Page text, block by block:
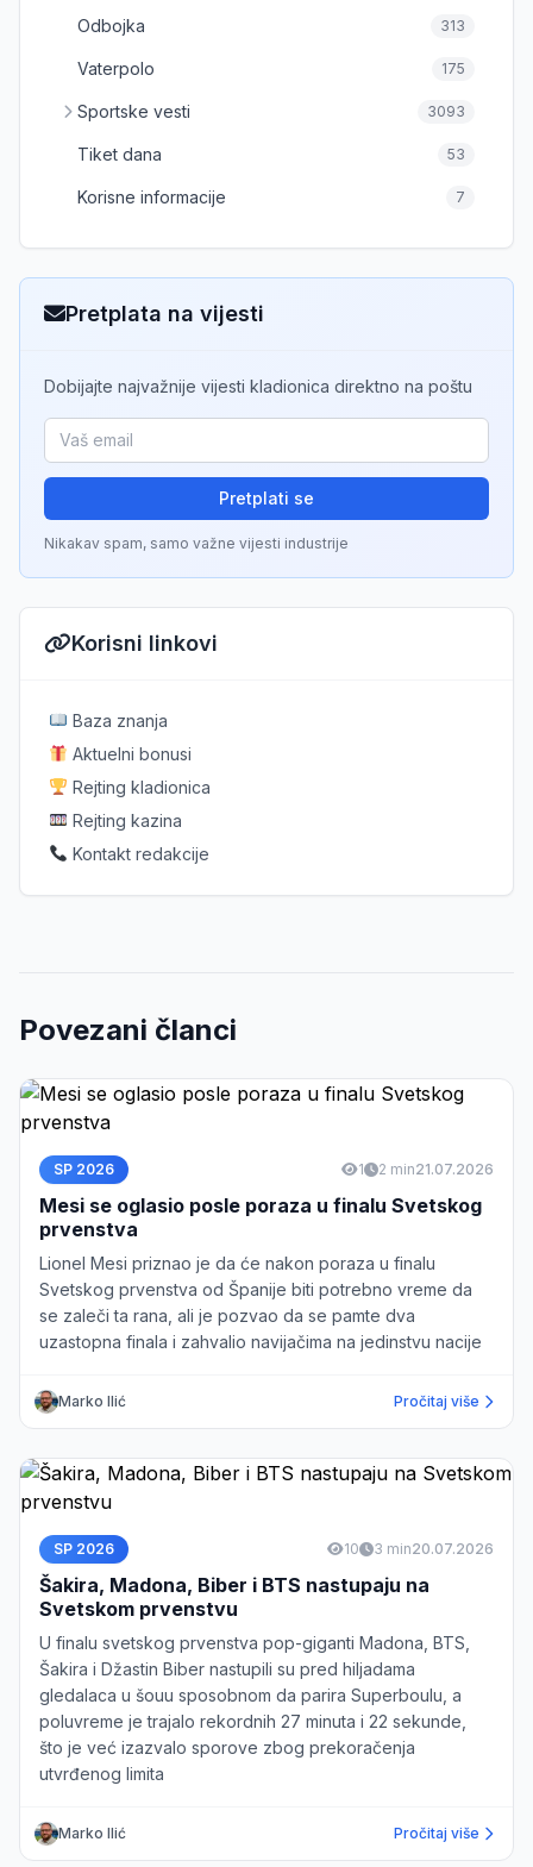
Odbojka 313
Vaterpolo 175
Sportske vesti 3093
Tiket dana 53
Korisne informacije 7
Pretplata na vijesti
Dobijajte najvažnije vijesti kladionica direktno na poštu
Pretplati se
Nikakav spam, samo važne vijesti industrije
Korisni linkovi
Baza znanja
Aktuelni bonusi
Rejting kladionica
Rejting kazina
Kontakt redakcije
Povezani članci
SP 2026 1 2 min21.07.2026
Mesi se oglasio posle poraza u finalu Svetskog
prvenstva
Lionel Mesi priznao je da će nakon poraza u finalu
Svetskog prvenstva od Španije biti potrebno vreme da
se zaleči ta rana, ali je pozvao da se pamte dva
uzastopna finala i zahvalio navijačima na jedinstvu nacije
Marko Ilić Pročitaj više
SP 2026 10 3 min20.07.2026
Šakira, Madona, Biber i BTS nastupaju na
Svetskom prvenstvu
U finalu svetskog prvenstva pop-giganti Madona, BTS,
Šakira i Džastin Biber nastupili su pred hiljadama
gledalaca u šouu sposobnom da parira Superboulu, a
poluvreme je trajalo rekordnih 27 minuta i 22 sekunde,
što je već izazvalo sporove zbog prekoračenja
utvrđenog limita
Marko Ilić Pročitaj više